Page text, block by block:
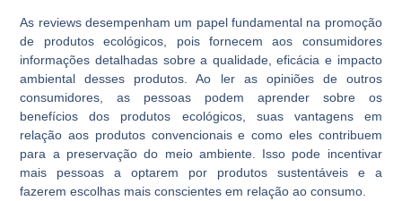
As reviews desempenham um papel fundamental na promoção
de produtos ecológicos, pois fornecem aos consumidores
informações detalhadas sobre a qualidade, eficácia e impacto
ambiental desses produtos. Ao ler as opiniões de outros
consumidores, as pessoas podem aprender sobre os
benefícios dos produtos ecológicos, suas vantagens em
relação aos produtos convencionais e como eles contribuem
para a preservação do meio ambiente. Isso pode incentivar
mais pessoas a optarem por produtos sustentáveis e a
fazerem escolhas mais conscientes em relação ao consumo.